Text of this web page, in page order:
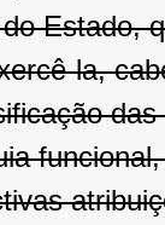
Estado,
la,